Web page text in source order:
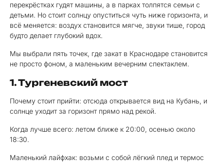
перекрёстках гудят машины, а в парках толпятся семьи с
детьми. Но стоит солнцу опуститься чуть ниже горизонта, и
всё меняется: воздух становится мягче, звуки тише, город
будто делает глубокий вдох.
Мы выбрали пять точек, где закат в Краснодаре становится
не просто фоном, а маленьким вечерним спектаклем.
1. Тургеневский мост
Почему стоит прийти: отсюда открывается вид на Кубань, и
солнце уходит за горизонт прямо над рекой.
Когда лучше всего: летом ближе к 20:00, осенью около
18:30.
Маленький лайфхак: возьми с собой лёгкий плед и термос